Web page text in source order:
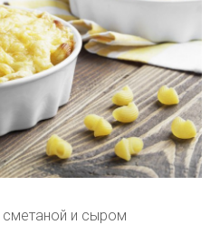
и сыром